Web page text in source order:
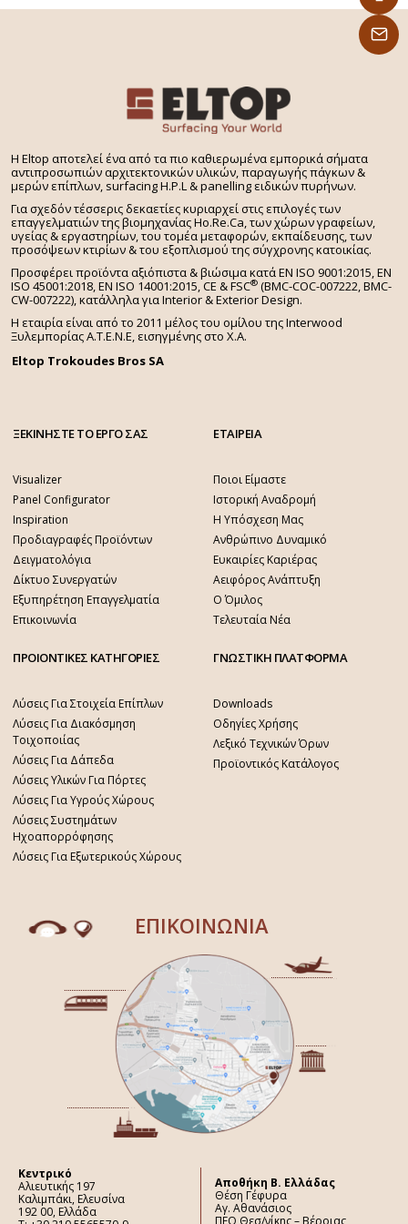
3100×1250 mm: Φλούδα ξύλου
3100×1240 mm: Υποστήριξη MDF
H Eltop αποτελεί ένα από τα πιο καθιερωμένα εμπορικά σήματα
αντιπροσωπιών αρχιτεκτονικών υλικών, παραγωγής πάγκων &
μερών επίπλων, surfacing H.P.L & panelling ειδικών πυρήνων.
Για σχεδόν τέσσερις δεκαετίες κυριαρχεί στις επιλογές των
επαγγελματιών της βιομηχανίας Ho.Re.Ca, των χώρων γραφείων,
υγείας & εργαστηρίων, του τομέα μεταφορών, εκπαίδευσης, των
προσόψεων κτιρίων & του εξοπλισμού της σύγχρονης κατοικίας.
Προσφέρει προϊόντα αξιόπιστα & βιώσιμα κατά EN ISO 9001:2015, EN
ISO 45001:2018, EN ISO 14001:2015,CE & FSC® (BMC-COC-007222, BMC-
CW-007222), κατάλληλα για Interior & Exterior Design.
Η εταιρία είναι από το 2011 μέλος του ομίλου της Interwood
Ξυλεμπορίας Α.Τ.Ε.Ν.Ε, εισηγμένης στο Χ.A.
Eltop Trokoudes Bros SA
ΞΕΚΙΝΗΣΤΕ ΤΟ ΕΡΓΟ ΣΑΣ
Visualizer
Panel Configurator
Inspiration
Προδιαγραφές Προϊόντων
Δειγματολόγια
Δίκτυο Συνεργατών
Εξυπηρέτηση Επαγγελματία
Επικοινωνία
ΕΤΑΙΡΕΙΑ
Ποιοι Είμαστε
Ιστορική Αναδρομή
Η Υπόσχεση Μας
Ανθρώπινο Δυναμικό
Ευκαιρίες Καριέρας
Αειφόρος Ανάπτυξη
Ο Όμιλος
Τελευταία Νέα
ΠΡΟΙΟΝΤΙΚΕΣ ΚΑΤΗΓΟΡΙΕΣ
Λύσεις Για Στοιχεία Επίπλων
Λύσεις Για Διακόσμηση
Τοιχοποιίας
Λύσεις Για Δάπεδα
Λύσεις Υλικών Για Πόρτες
Λύσεις Για Υγρούς Χώρους
Λύσεις Συστημάτων
Ηχοαπορρόφησης
Λύσεις Για Εξωτερικούς Χώρους
ΓΝΩΣΤΙΚΗ ΠΛΑΤΦΟΡΜΑ
Downloads
Οδηγίες Χρήσης
Λεξικό Τεχνικών Όρων
Προϊοντικός Κατάλογος
ΕΠΙΚΟΙΝΩΝΙΑ
Κεντρικό
Αλιευτικής 197
Καλιμπάκι, Ελευσίνα
192 00, Ελλάδα
Aποθήκη Β. Ελλάδας
Θέση Γέφυρα
Αγ. Αθανάσιος
ΠΕΟ Θεσ/νίκης – Βέροιας